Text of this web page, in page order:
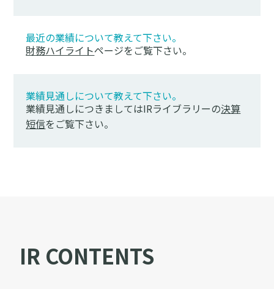
最近の業績について教えて下さい。
財務ハイライトページをご覧下さい。
業績見通しについて教えて下さい。
業績見通しにつきましてはIRライブラリーの決算
短信をご覧下さい。
IR CONTENTS